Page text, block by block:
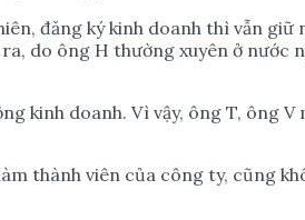
đăng ký kinh doanh thì vẫn giữ
do ông H thường xuyên ở nước
kinh doanh. Vì vậy, ông T, ông
thành viên của công ty, cũng